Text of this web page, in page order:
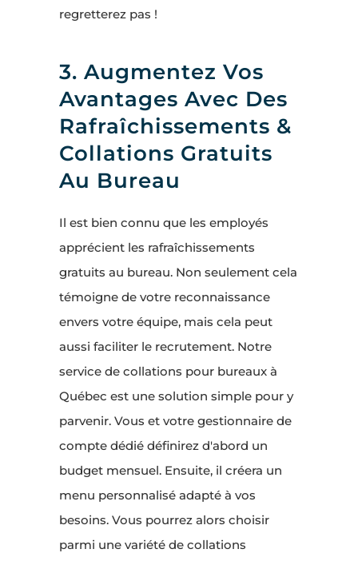
regretterez pas !
3. Augmentez Vos
Avantages Avec Des
Rafraîchissements &
Collations Gratuits
Au Bureau
Il est bien connu que les employés
apprécient les rafraîchissements
gratuits au bureau. Non seulement cela
témoigne de votre reconnaissance
envers votre équipe, mais cela peut
aussi faciliter le recrutement. Notre
service de collations pour bureaux à
Québec est une solution simple pour y
parvenir. Vous et votre gestionnaire de
compte dédié définirez d'abord un
budget mensuel. Ensuite, il créera un
menu personnalisé adapté à vos
besoins. Vous pourrez alors choisir
parmi une variété de collations